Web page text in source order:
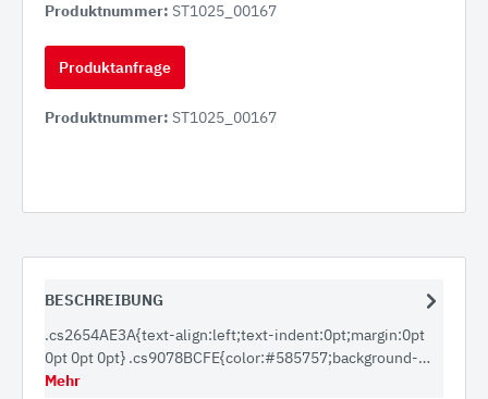
Produktnummer: ST1025_00167
Produktanfrage
Produktnummer: ST1025_00167
BESCHREIBUNG
.cs2654AE3A{text-align:left;text-indent:0pt;margin:0pt
0pt 0pt 0pt} .cs9078BCFE{color:#585757;background-…
Mehr